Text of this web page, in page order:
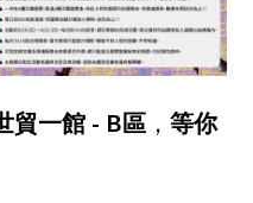
貿一館 - B區 ，等你